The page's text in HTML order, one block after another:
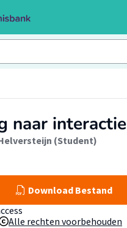
naar interactie
(Student)
Download Bestand
Alle rechten voorbehouden